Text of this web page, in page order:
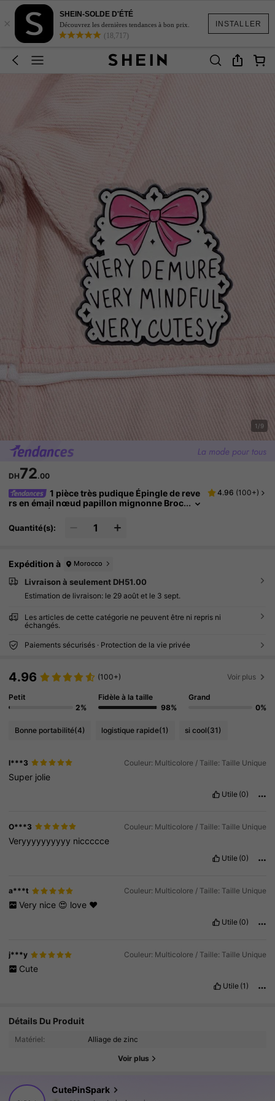
INSTALLER
×
SHEIN-SOLDE D'ÉTÉ
Découvrez les dernières tendances à bon prix.
(18,717)
1/9
DH72.00
1 pièce très pudique Épingle de reve
rs en émail nœud papillon mignonne Broc
Accessoires de mode Bijoux cadeaux de fête
4.96 (100+)
Quantité(s):
Expédition à Morocco
Livraison à seulement DH51.00
Estimation de livraison: le 29 août et le 3 sept.
Les articles de cette catégorie ne peuvent être ni repris ni
échangés.
Paiements sécurisés · Protection de la vie privée
4.96 (100+) Voir plus
Petit
2%
Fidèle à la taille
98%
Grand
0%
Bonne portabilité(4) logistique rapide(1) si cool(31)
l***3 Couleur: Multicolore / Taille: Taille Unique
Super jolie
Utile (0)
O***3 Couleur: Multicolore / Taille: Taille Unique
Veryyyyyyyyyy niccccce
Utile (0)
a***t Couleur: Multicolore / Taille: Taille Unique
Very nice 😍 love ❤️
Utile (0)
j***y Couleur: Multicolore / Taille: Taille Unique
Cute
Utile (1)
Détails Du Produit
Matériel: Alliage de zinc
Voir plus
CutePinSpark
4.96 10K Suiveurs